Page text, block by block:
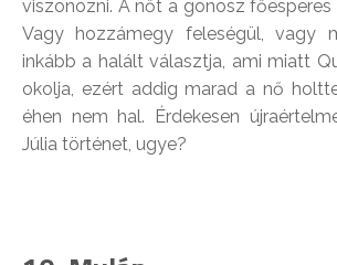
viszonozni. A nőt a gonosz főesperes
Vagy hozzámegy feleségül, vagy
inkább a halált választja, ami miatt
okolja, ezért addig marad a nő
éhen nem hal. Érdekesen
Júlia történet, ugye?